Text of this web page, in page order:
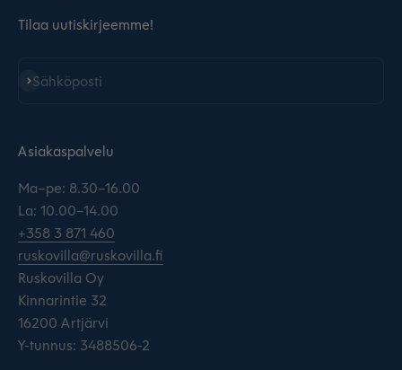
Tilaa uutiskirjeemme!
Sähköposti
Tilaa
Asiakaspalvelu
Ma–pe: 8.30–16.00
La: 10.00–14.00
+358 3 871 460
ruskovilla@ruskovilla.fi
Ruskovilla Oy
Kinnarintie 32
16200 Artjärvi
Y-tunnus: 3488506-2